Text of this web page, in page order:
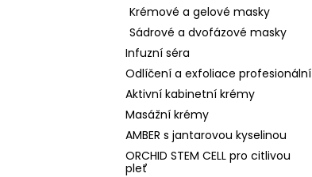
Krémové a gelové masky
Sádrové a dvofázové masky
Infuzní séra
Odlíčení a exfoliace profesionální
Aktivní kabinetní krémy
Masážní krémy
AMBER s jantarovou kyselinou
ORCHID STEM CELL pro citlivou
pleť